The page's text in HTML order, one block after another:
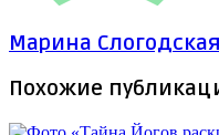
Марина Слогодская
Похожие